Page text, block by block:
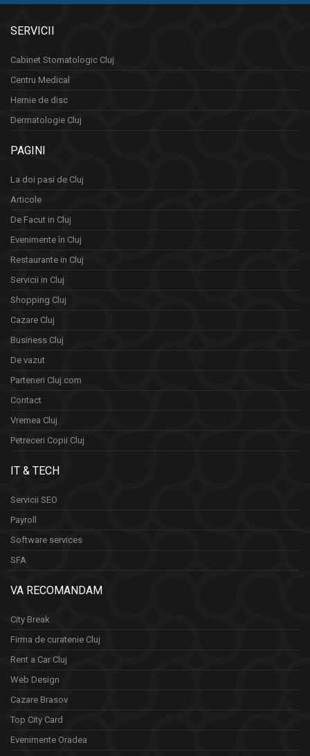
SERVICII
Cabinet Stomatologic Cluj
Centru Medical
Hernie de disc
Dermatologie Cluj
PAGINI
La doi pasi de Cluj
Articole
De Facut in Cluj
Evenimente în Cluj
Restaurante in Cluj
Servicii in Cluj
Shopping Cluj
Cazare Cluj
Business Cluj
De vazut
Parteneri Cluj.com
Contact
Vremea Cluj
Petreceri Copii Cluj
IT & TECH
Servicii SEO
Payroll
Software services
SFA
VA RECOMANDAM
City Break
Firma de curatenie Cluj
Rent a Car Cluj
Web Design
Cazare Brasov
Top City Card
Evenimente Oradea